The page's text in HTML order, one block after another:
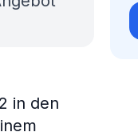
in den